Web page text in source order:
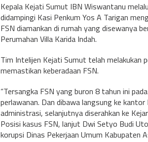
Kepala Kejati Sumut IBN Wiswantanu
didampingi Kasi Penkum Yos A Tarigan
FSN diamankan di rumah yang disewanya
Perumahan Villa Karida Indah.
Tim Intelijen Kejati Sumut telah melakukan
memastikan keberadaan FSN.
“Tersangka FSN yang buron 8 tahun ini
perlawanan. Dan dibawa langsung ke
administrasi, selanjutnya diserahkan ke
Posisi kasus FSN, lanjut Dwi Setyo Budi
korupsi Dinas Pekerjaan Umum Kabupaten